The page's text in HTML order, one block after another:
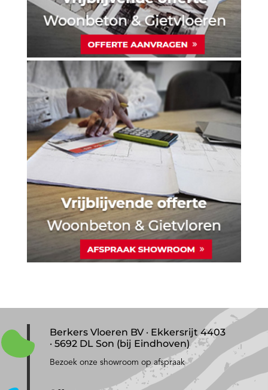
Berkers Vloeren BV · Ekkersrijt 4403
· 5692 DL Son (bij Eindhoven)
Bezoek onze showroom op afspraak